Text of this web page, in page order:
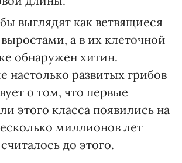
выглядят как ветвящиеся
а в их клеточной
обнаружен хитин.
настолько развитых грибов
о том, что первые
этого класса появились на
миллионов лет
до этого.